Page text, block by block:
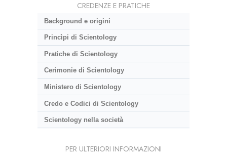
CREDENZE E PRATICHE
Background e origini
Princìpi di Scientology
Pratiche di Scientology
Cerimonie di Scientology
Ministero di Scientology
Credo e Codici di Scientology
Scientology nella società
PER ULTERIORI INFORMAZIONI